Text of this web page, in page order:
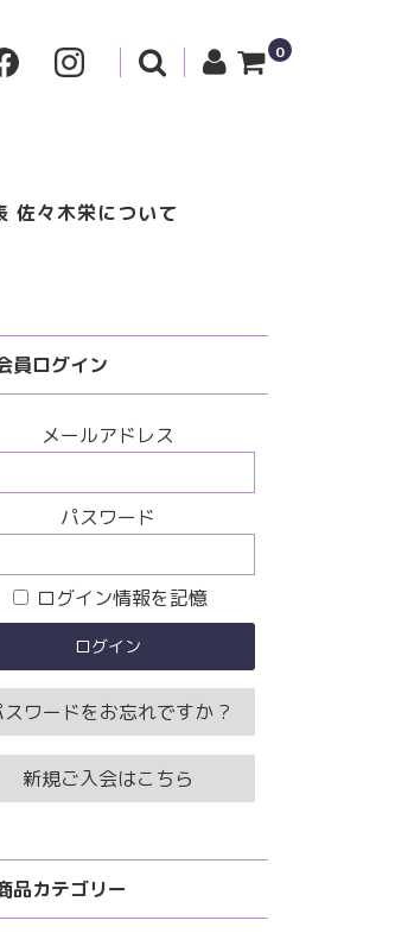
0
佐々木栄について
員ログイン
メールアドレス
パスワード
ログイン情報を記憶
スワードをお忘れですか ?
新規ご入会はこちら
品カテゴリー